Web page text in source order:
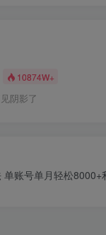
10874W+
阴影了
单账号单月轻松8000+